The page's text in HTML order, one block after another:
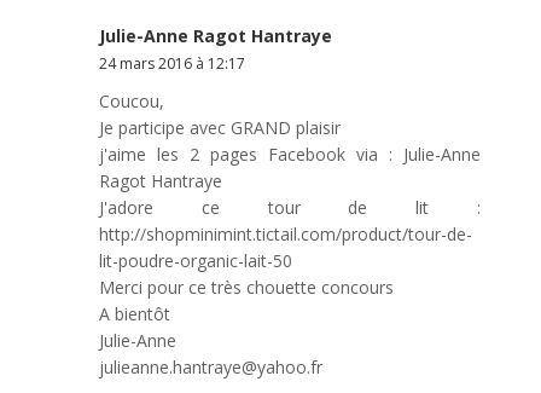
Julie-Anne Ragot Hantraye
24 mars 2016 à 12:17
Coucou,
Je participe avec GRAND plaisir
j'aime les 2 pages Facebook via : Julie-Anne
Ragot Hantraye
J'adore ce tour de lit :
http://shopminimint.tictail.com/product/tour-de-
lit-poudre-organic-lait-50
Merci pour ce très chouette concours
A bientôt
Julie-Anne
julieanne.hantraye@yahoo.fr